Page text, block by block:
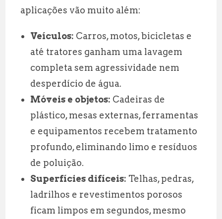
aplicações vão muito além:
Veículos: Carros, motos, bicicletas e
até tratores ganham uma lavagem
completa sem agressividade nem
desperdício de água.
Móveis e objetos: Cadeiras de
plástico, mesas externas, ferramentas
e equipamentos recebem tratamento
profundo, eliminando limo e resíduos
de poluição.
Superfícies difíceis: Telhas, pedras,
ladrilhos e revestimentos porosos
ficam limpos em segundos, mesmo